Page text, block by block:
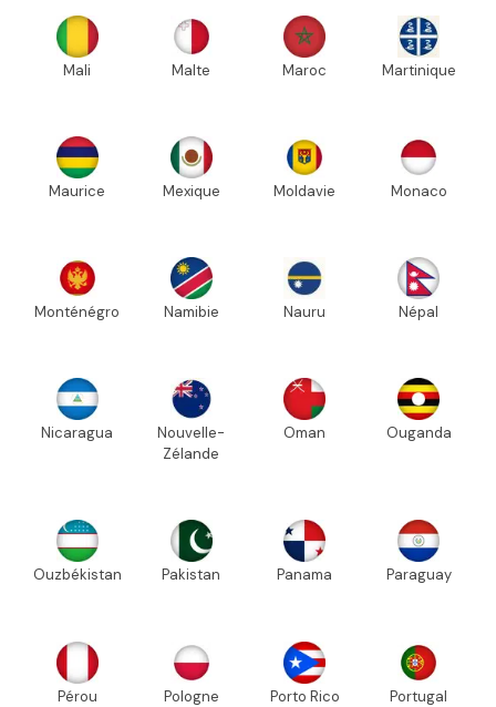
Mali Malte Maroc Martinique
Maurice Mexique Moldavie Monaco
Monténégro Namibie Nauru Népal
Nicaragua
Nouvelle-
Zélande
Oman Ouganda
Ouzbékistan Pakistan Panama Paraguay
Pérou Pologne Porto Rico Portugal